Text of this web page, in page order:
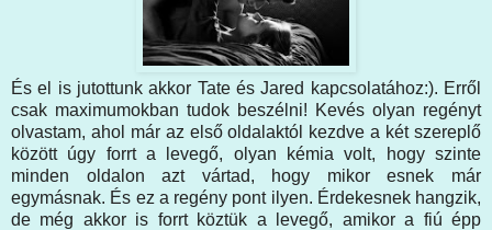
És el is jutottunk akkor Tate és Jared kapcsolatához:). Erről
csak maximumokban tudok beszélni! Kevés olyan regényt
olvastam, ahol már az első oldalaktól kezdve a két szereplő
között úgy forrt a levegő, olyan kémia volt, hogy szinte
minden oldalon azt vártad, hogy mikor esnek már
egymásnak. És ez a regény pont ilyen. Érdekesnek hangzik,
de még akkor is forrt köztük a levegő, amikor a fiú épp